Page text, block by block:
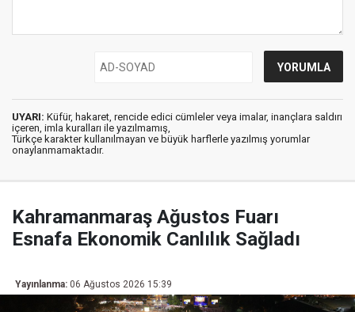
UYARI: Küfür, hakaret, rencide edici cümleler veya imalar, inançlara saldırı
içeren, imla kuralları ile yazılmamış,
Türkçe karakter kullanılmayan ve büyük harflerle yazılmış yorumlar
onaylanmamaktadır.
Kahramanmaraş Ağustos Fuarı
Esnafa Ekonomik Canlılık Sağladı
Yayınlanma: 06 Ağustos 2026 15:39